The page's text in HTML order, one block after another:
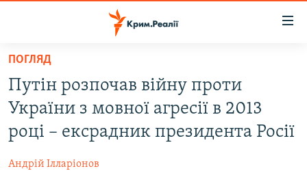
Перейти
основного
матеріалу
Перейти
до
основної
навігації
ВОДА.КРИМ
ВІДЕО ТА ФОТО
БЛОГИ
ПОГЛЯД
Путін розпочав війну проти
України з мовної агресії в 2013
році – ексрадник президента Росії
Андрій Ілларіонов